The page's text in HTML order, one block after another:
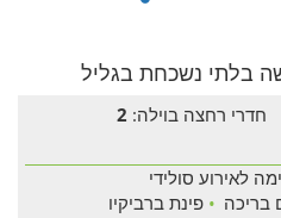
בלתי נשכחת בגליל
חדרי רחצה בוילה: 2
לאירוע סולידי
בריכה • פינת ברביקיו